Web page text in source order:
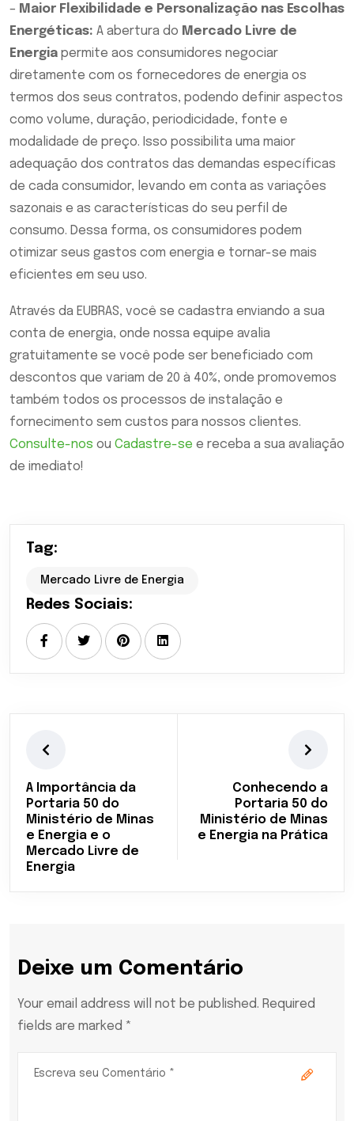
– Maior Flexibilidade e Personalização nas Escolhas
Energéticas: A abertura do Mercado Livre de
Energia permite aos consumidores negociar
diretamente com os fornecedores de energia os
termos dos seus contratos, podendo definir aspectos
como volume, duração, periodicidade, fonte e
modalidade de preço. Isso possibilita uma maior
adequação dos contratos das demandas especí­ficas
de cada consumidor, levando em conta as variações
sazonais e as caracterí­sticas do seu perfil de
consumo. Dessa forma, os consumidores podem
otimizar seus gastos com energia e tornar-se mais
eficientes em seu uso.
Através da EUBRAS, você se cadastra enviando a sua
conta de energia, onde nossa equipe avalia
gratuitamente se você pode ser beneficiado com
descontos que variam de 20 à 40%, onde promovemos
também todos os processos de instalação e
fornecimento sem custos para nossos clientes.
Consulte-nos ou Cadastre-se e receba a sua avaliação
de imediato!
Tag:
Mercado Livre de Energia
Redes Sociais:
A Importância da
Portaria 50 do
Ministério de Minas
e Energia e o
Mercado Livre de
Energia
Conhecendo a
Portaria 50 do
Ministério de Minas
e Energia na Prática
Deixe um Comentário
Your email address will not be published. Required
fields are marked *